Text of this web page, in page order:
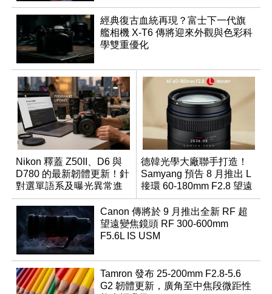
經典復古血統再現？富士下一代旗
艦相機 X-T6 傳將迎來外觀與色彩科
學雙重優化
Nikon 釋蓋 Z50II、D6 與
D780 的最新韌體更新！針
對選單語系及曝光異常進
行修復
德韓光學大廠聯手打造！
Samyang 預告 8 月推出 L
接環 60-180mm F2.8 望遠
變焦鏡
Canon 傳將於 9 月推出全新 RF 超
望遠變焦鏡頭 RF 300-600mm
F5.6L IS USM
Tamron 發布 25-200mm F2.8-5.6
G2 韌體更新，廣角至中焦段微距性